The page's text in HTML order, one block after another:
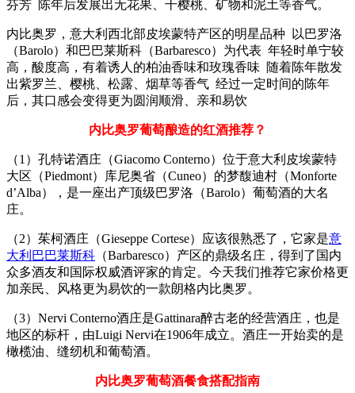
芬芳 陈年后发展出无花果、干樱桃、矿物和泥土等香气。
内比奥罗，意大利西北部皮埃蒙特产区的明星品种 以巴罗洛
（Barolo）和巴巴莱斯科（Barbaresco）为代表 年轻时单宁较
高，酸度高，有着诱人的柏油香味和玫瑰香味 随着陈年散发
出紫罗兰、樱桃、松露、烟草等香气 经过一定时间的陈年
后，其口感会变得更为圆润顺滑、亲和易饮
内比奥罗葡萄酿造的红酒推荐？
（1）孔特诺酒庄（Giacomo Conterno）位于意大利皮埃蒙特
大区（Piedmont）库尼奥省（Cuneo）的梦馥迪村（Monforte
d’Alba），是一座出产顶级巴罗洛（Barolo）葡萄酒的大名
庄。
（2）茱柯酒庄（Gieseppe Cortese）应该很熟悉了，它家是意
大利巴巴莱斯科 （Barbaresco）产区的鼎级名庄，得到了国内
众多酒友和国际权威酒评家的肯定。今天我们推荐它家价格更
加亲民、风格更为易饮的一款朗格内比奥罗。
（3）Nervi Conterno酒庄是Gattinara醉古老的经营酒庄，也是
地区的标杆，由Luigi Nervi在1906年成立。酒庄一开始卖的是
橄榄油、缝纫机和葡萄酒。
内比奥罗葡萄酒餐食搭配指南